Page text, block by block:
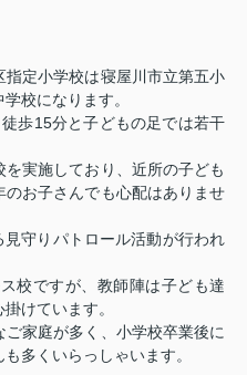
定小学校は寝屋川市立第五小
校になります。
歩15分と子どもの足では若干
実施しており、近所の子ども
お子さんでも心配はありませ
守りパトロール活動が行われ
校ですが、教師陣は子ども達
けています。
家庭が多く、小学校卒業後に
多くいらっしゃいます。